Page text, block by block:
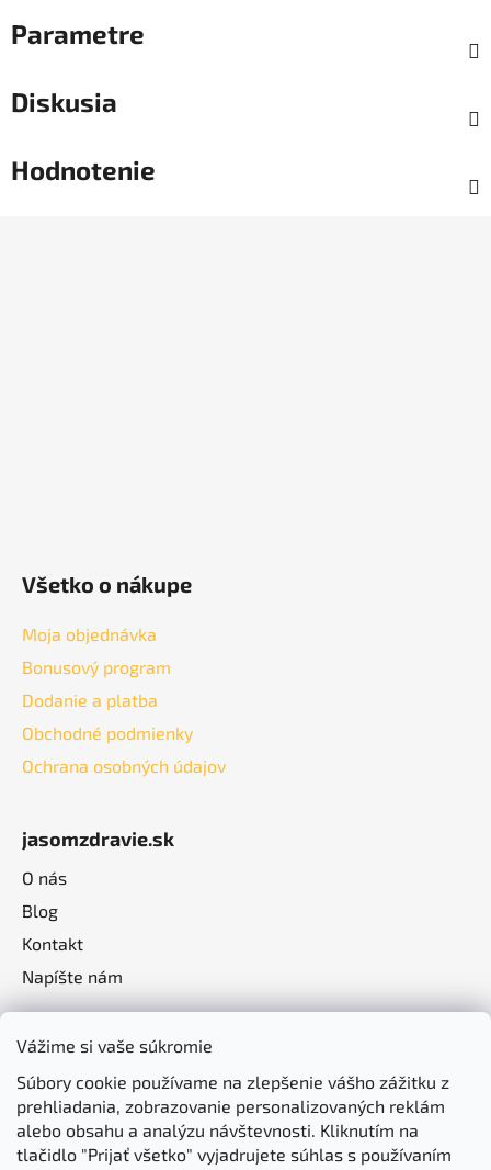
Vážime si vaše súkromie
Súbory cookie používame na zlepšenie vášho zážitku z
prehliadania, zobrazovanie personalizovaných reklám
alebo obsahu a analýzu návštevnosti. Kliknutím na
tlačidlo "Prijať všetko" vyjadrujete súhlas s používaním
Parametre
Diskusia
Hodnotenie
Všetko o nákupe
Moja objednávka
Bonusový program
Dodanie a platba
Obchodné podmienky
Ochrana osobných údajov
jasomzdravie.sk
O nás
Blog
Kontakt
Napíšte nám